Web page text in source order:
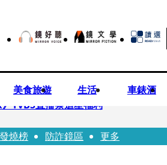
美食旅遊 生活 車錶酒
TVBS直播祭追星福利
就喊撤出！
燒榜 防詐鏡區 更多